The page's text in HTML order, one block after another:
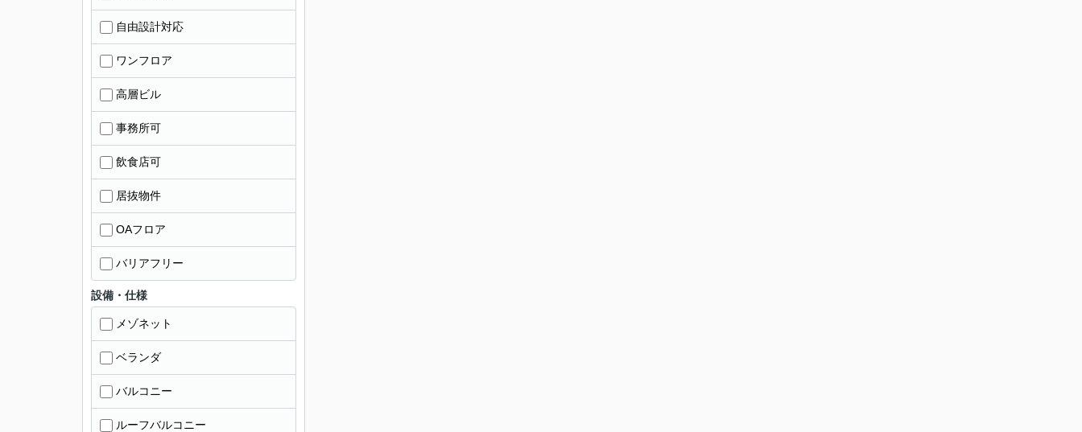
自由設計対応
ワンフロア
高層ビル
事務所可
飲食店可
居抜物件
OAフロア
バリアフリー
設備・仕様
メゾネット
ベランダ
バルコニー
ルーフバルコニー